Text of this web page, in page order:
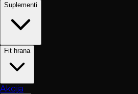
Suplementi
Fit hrana
Akcija